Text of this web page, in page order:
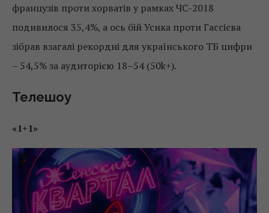
французів проти хорватів у рамках ЧС-2018
подивилося 35,4%, а ось бій Усика проти Гассієва
зібрав взагалі рекордні для українського ТБ цифри
– 54,5% за аудиторією 18–54 (50k+).
Телешоу
«1+1»